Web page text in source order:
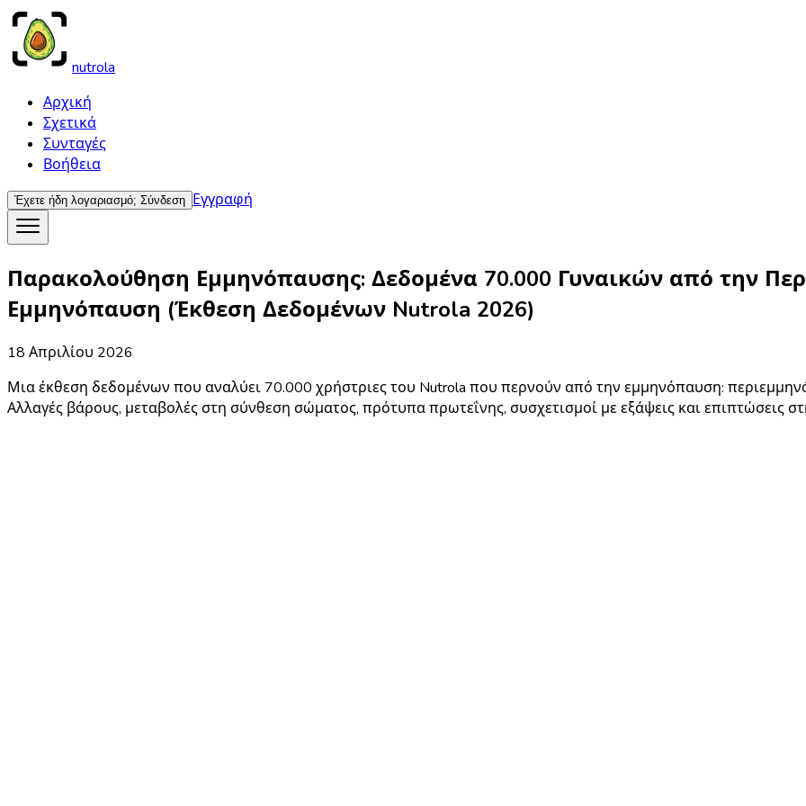
nutrola
Αρχική
Σχετικά
Συνταγές
Βοήθεια
Έχετε ήδη λογαριασμό; Σύνδεση Εγγραφή
Παρακολούθηση Εμμηνόπαυσης: Δεδομένα 70.000 Γυναικών από την
Εμμηνόπαυση (Έκθεση Δεδομένων Nutrola 2026)
18 Απριλίου 2026
Μια έκθεση δεδομένων που αναλύει 70.000 χρήστριες του Nutrola που περνούν από την εμμηνόπαυση:
Αλλαγές βάρους, μεταβολές στη σύνθεση σώματος, πρότυπα πρωτεΐνης, συσχετισμοί με εξάψεις και επιπτώσεις